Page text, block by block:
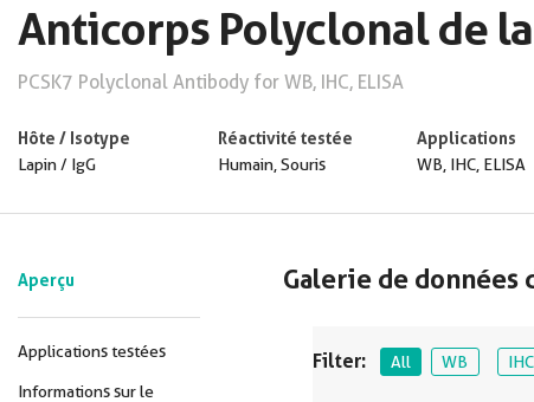
Anticorps Polyclonal de
PCSK7 Polyclonal Antibody for WB, IHC, ELISA
Hôte / Isotype
Lapin / IgG
Réactivité testée
Humain, Souris
Applications
WB, IHC, ELISA
Aperçu
Applications testées
Informations sur le
Galerie de données
Filter: All WB IHC